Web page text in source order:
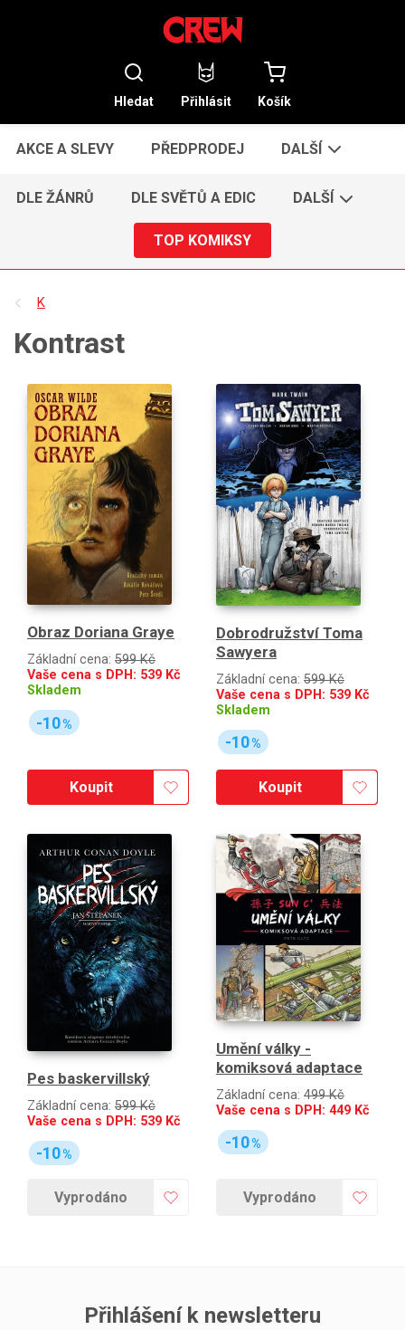
Hledat Přihlásit Košík
AKCE A SLEVY PŘEDPRODEJ DALŠÍ
DLE ŽÁNRŮ DLE SVĚTŮ A EDIC DALŠÍ
TOP KOMIKSY
K
Kontrast
Obraz Doriana Graye
Základní cena: 599 Kč
Vaše cena s DPH: 539 Kč
Skladem
-10%
Koupit
Dobrodružství Toma
Sawyera
Základní cena: 599 Kč
Vaše cena s DPH: 539 Kč
Skladem
-10%
Koupit
Pes baskervillský
Základní cena: 599 Kč
Vaše cena s DPH: 539 Kč
-10%
Vyprodáno
Umění války -
komiksová adaptace
Základní cena: 499 Kč
Vaše cena s DPH: 449 Kč
-10%
Vyprodáno
Přihlášení k newsletteru